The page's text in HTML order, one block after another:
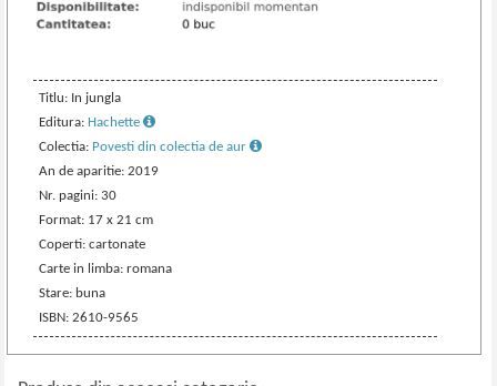
Titlu: In jungla
Editura: Hachette
Colectia: Povesti din colectia de aur
An de aparitie: 2019
Nr. pagini: 30
Format: 17 x 21 cm
Coperti: cartonate
Carte in limba: romana
Stare: buna
ISBN: 2610-9565